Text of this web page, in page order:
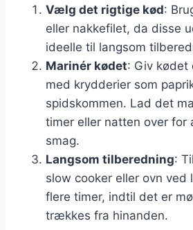
Vælg det rigtige kød:
eller nakkefilet, da disse
ideelle til langsom
Marinér kødet: Giv kødet
med krydderier som
spidskommen. Lad det
timer eller natten over for
smag.
Langsom tilberedning:
slow cooker eller ovn ved
flere timer, indtil det er
trækkes fra hinanden.